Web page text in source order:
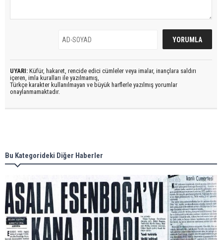
UYARI: Küfür, hakaret, rencide edici cümleler veya imalar, inançlara saldırı
içeren, imla kuralları ile yazılmamış,
Türkçe karakter kullanılmayan ve büyük harflerle yazılmış yorumlar
onaylanmamaktadır.
Bu Kategorideki Diğer Haberler